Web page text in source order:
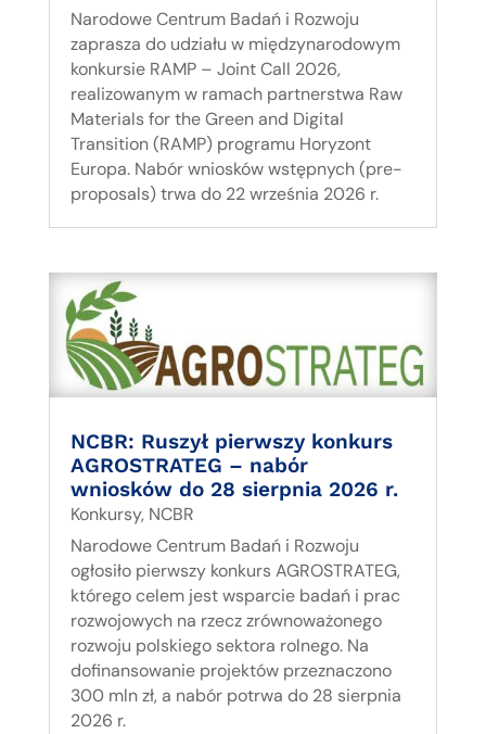
Narodowe Centrum Badań i Rozwoju
zaprasza do udziału w międzynarodowym
konkursie RAMP – Joint Call 2026,
realizowanym w ramach partnerstwa Raw
Materials for the Green and Digital
Transition (RAMP) programu Horyzont
Europa. Nabór wniosków wstępnych (pre-
proposals) trwa do 22 września 2026 r.
NCBR: Ruszył pierwszy konkurs
AGROSTRATEG – nabór
wniosków do 28 sierpnia 2026 r.
Konkursy, NCBR
Narodowe Centrum Badań i Rozwoju
ogłosiło pierwszy konkurs AGROSTRATEG,
którego celem jest wsparcie badań i prac
rozwojowych na rzecz zrównoważonego
rozwoju polskiego sektora rolnego. Na
dofinansowanie projektów przeznaczono
300 mln zł, a nabór potrwa do 28 sierpnia
2026 r.